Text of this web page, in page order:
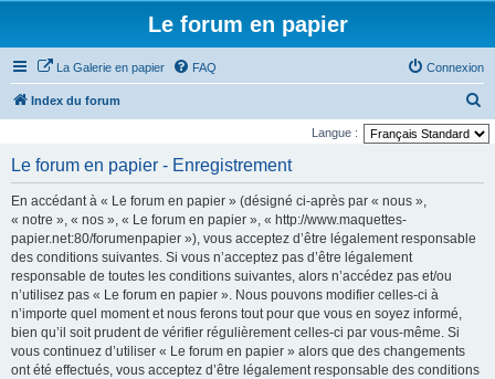
Le forum en papier
La Galerie en papier FAQ Connexion
Index du forum
e
Langue :
Le forum en papier - Enregistrement
En accédant à « Le forum en papier » (désigné ci-après par « nous »,
« notre », « nos », « Le forum en papier », « http://www.maquettes-
papier.net:80/forumenpapier »), vous acceptez d’être légalement responsable
des conditions suivantes. Si vous n’acceptez pas d’être légalement
responsable de toutes les conditions suivantes, alors n’accédez pas et/ou
n’utilisez pas « Le forum en papier ». Nous pouvons modifier celles-ci à
n’importe quel moment et nous ferons tout pour que vous en soyez informé,
bien qu’il soit prudent de vérifier régulièrement celles-ci par vous-même. Si
vous continuez d’utiliser « Le forum en papier » alors que des changements
ont été effectués, vous acceptez d’être légalement responsable des conditions